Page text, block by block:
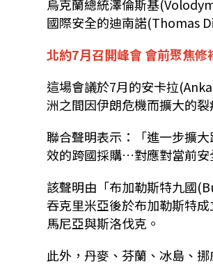
烏克蘭總統澤倫斯基
國際安全的迪南諾(Thomas
北約7月召開峰會 會前聚焦修
這場會議於7月的安卡拉
洲之間因伊朗危機而擴大的裂
聯合聲明表示：「進一步擴
效的跨國採購…對應對當前安
該聲明由「布加勒斯特九國(
吞克里米亞後於布加勒斯特
馬尼亞與斯洛伐克。
此外，丹麥、芬蘭、冰島、